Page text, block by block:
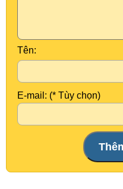
Tên:
E-mail: (* Tùy chọn)